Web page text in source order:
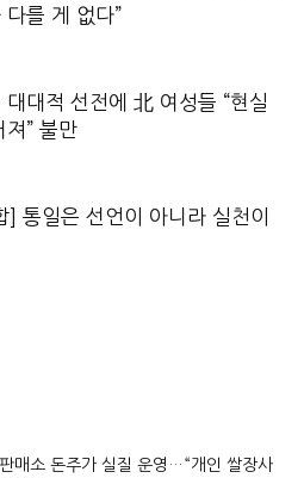
다를 게 없다”
대대적 선전에 北 여성들 “현실
져” 불만
] 통일은 선언이 아니라 실천이
매소 돈주가 실질 운영…“개인 쌀장사